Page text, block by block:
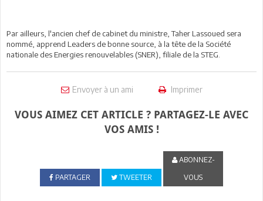
Par ailleurs, l'ancien chef de cabinet du ministre, Taher Lassoued sera
nommé, apprend Leaders de bonne source, à la tête de la Société
nationale des Energies renouvelables (SNER), filiale de la STEG.
Envoyer à un ami Imprimer
VOUS AIMEZ CET ARTICLE ? PARTAGEZ-LE AVEC
VOS AMIS !
PARTAGER TWEETER
ABONNEZ-
VOUS